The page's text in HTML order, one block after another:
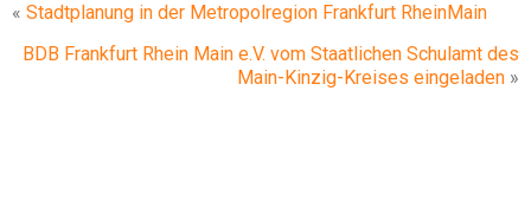
« Stadtplanung in der Metropolregion Frankfurt RheinMain
BDB Frankfurt Rhein Main e.V. vom Staatlichen Schulamt des
Main-Kinzig-Kreises eingeladen »